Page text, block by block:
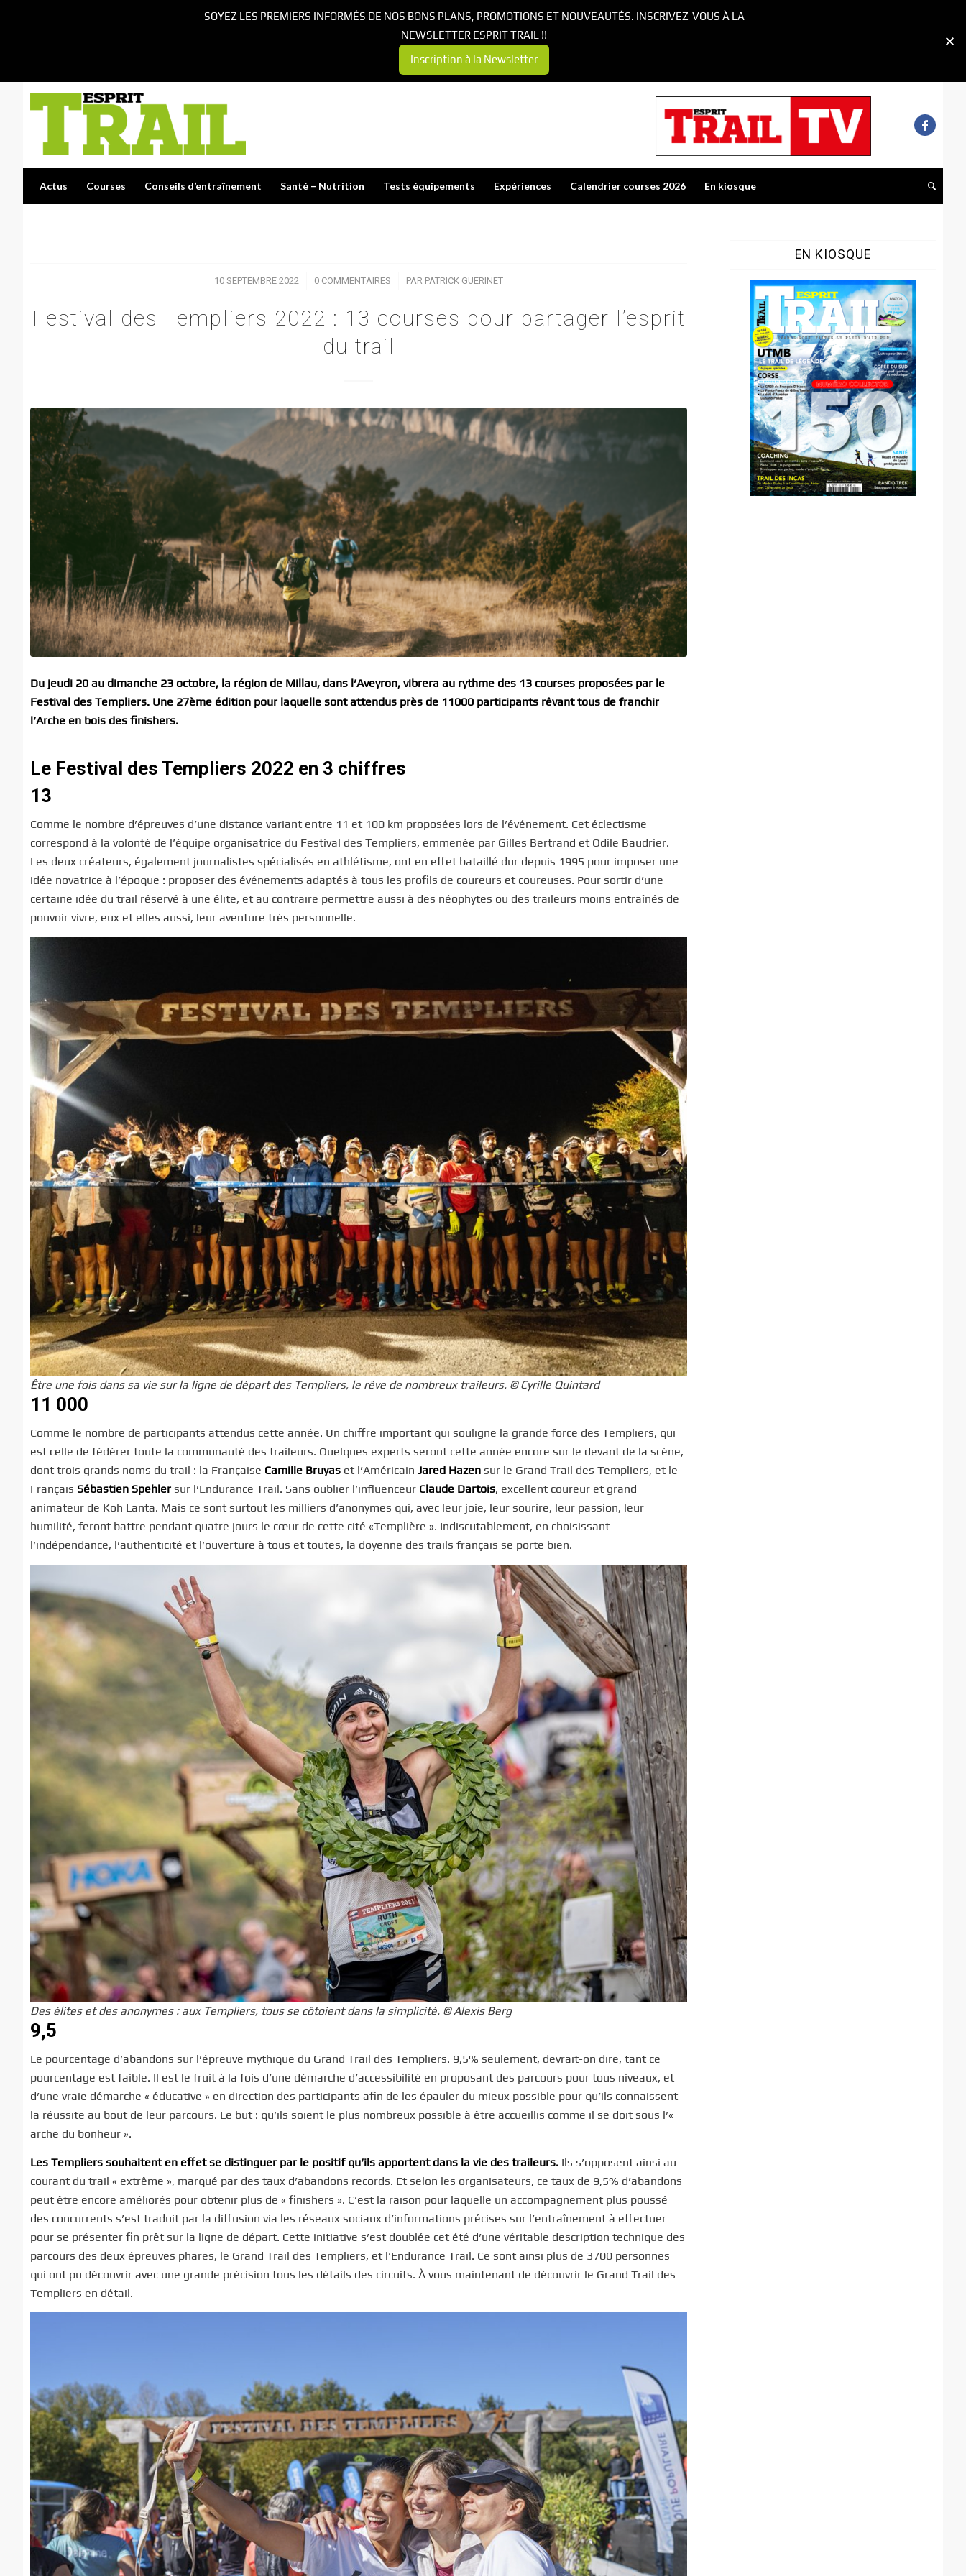
Actus Courses Conseils d’entraînement Santé – Nutrition Tests équipements Expériences Calendrier courses 2026 En kiosque
10 SEPTEMBRE 2022
/ 0 COMMENTAIRES
/ PAR PATRICK GUERINET
Festival des Templiers 2022 : 13 courses pour partager l’esprit
du trail
Du jeudi 20 au dimanche 23 octobre, la région de Millau, dans l’Aveyron, vibrera au rythme des 13 courses proposées par le
Festival des Templiers. Une 27ème édition pour laquelle sont attendus près de 11000 participants rêvant tous de franchir
l’Arche en bois des finishers.
Le Festival des Templiers 2022 en 3 chiffres
13
Comme le nombre d’épreuves d’une distance variant entre 11 et 100 km proposées lors de l’événement. Cet éclectisme
correspond à la volonté de l’équipe organisatrice du Festival des Templiers, emmenée par Gilles Bertrand et Odile Baudrier.
Les deux créateurs, également journalistes spécialisés en athlétisme, ont en effet bataillé dur depuis 1995 pour imposer une
idée novatrice à l’époque : proposer des événements adaptés à tous les profils de coureurs et coureuses. Pour sortir d’une
certaine idée du trail réservé à une élite, et au contraire permettre aussi à des néophytes ou des traileurs moins entraînés de
pouvoir vivre, eux et elles aussi, leur aventure très personnelle.
Être une fois dans sa vie sur la ligne de départ des Templiers, le rêve de nombreux traileurs. © Cyrille Quintard
11 000
Comme le nombre de participants attendus cette année. Un chiffre important qui souligne la grande force des Templiers, qui
est celle de fédérer toute la communauté des traileurs. Quelques experts seront cette année encore sur le devant de la scène,
dont trois grands noms du trail : la Française Camille Bruyas et l’Américain Jared Hazen sur le Grand Trail des Templiers, et le
Français Sébastien Spehler sur l’Endurance Trail. Sans oublier l’influenceur Claude Dartois, excellent coureur et grand
animateur de Koh Lanta. Mais ce sont surtout les milliers d’anonymes qui, avec leur joie, leur sourire, leur passion, leur
humilité, feront battre pendant quatre jours le cœur de cette cité «Templière ». Indiscutablement, en choisissant
l’indépendance, l’authenticité et l’ouverture à tous et toutes, la doyenne des trails français se porte bien.
Des élites et des anonymes : aux Templiers, tous se côtoient dans la simplicité. © Alexis Berg
9,5
Le pourcentage d’abandons sur l’épreuve mythique du Grand Trail des Templiers. 9,5% seulement, devrait-on dire, tant ce
pourcentage est faible. Il est le fruit à la fois d’une démarche d’accessibilité en proposant des parcours pour tous niveaux, et
d’une vraie démarche « éducative » en direction des participants afin de les épauler du mieux possible pour qu’ils connaissent
la réussite au bout de leur parcours. Le but : qu’ils soient le plus nombreux possible à être accueillis comme il se doit sous l’«
arche du bonheur ».
Les Templiers souhaitent en effet se distinguer par le positif qu’ils apportent dans la vie des traileurs. Ils s’opposent ainsi au
courant du trail « extrême », marqué par des taux d’abandons records. Et selon les organisateurs, ce taux de 9,5% d’abandons
peut être encore améliorés pour obtenir plus de « finishers ». C’est la raison pour laquelle un accompagnement plus poussé
des concurrents s’est traduit par la diffusion via les réseaux sociaux d’informations précises sur l’entraînement à effectuer
pour se présenter fin prêt sur la ligne de départ. Cette initiative s’est doublée cet été d’une véritable description technique des
parcours des deux épreuves phares, le Grand Trail des Templiers, et l’Endurance Trail. Ce sont ainsi plus de 3700 personnes
qui ont pu découvrir avec une grande précision tous les détails des circuits. À vous maintenant de découvrir le Grand Trail des
Templiers en détail.
EN KIOSQUE
SOYEZ LES PREMIERS INFORMÉS DE NOS BONS PLANS, PROMOTIONS ET NOUVEAUTÉS. INSCRIVEZ-VOUS À LA
NEWSLETTER ESPRIT TRAIL !!
Inscription à la Newsletter